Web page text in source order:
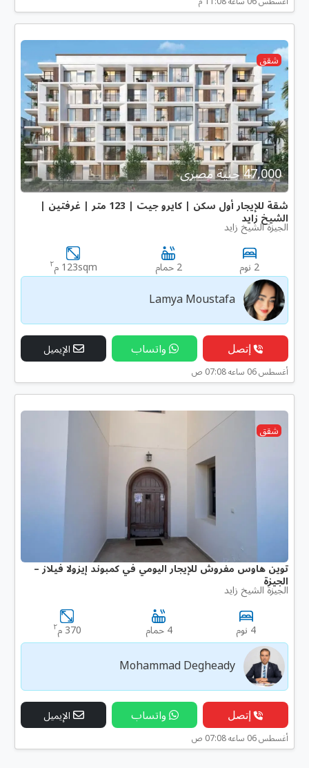
شقق
47,000 جنية مصرى
شقة للإيجار أول سكن | كايرو جيت | 123 متر | غرفتين |
الشيخ زايد
الجيزة الشيخ زايد
2 نوم 2 حمام 123sqm م ٢
Lamya Moustafa
إتصل واتساب الإيميل
أغسطس 06 ساعه 07:08 ص
شقق
توين هاوس مفروش للإيجار اليومي في كمبوند إيزولا فيلاز –
الجيزة
الجيزة الشيخ زايد
4 نوم 4 حمام 370 م ٢
Mohammad Degheady
إتصل واتساب الإيميل
أغسطس 06 ساعه 07:08 ص